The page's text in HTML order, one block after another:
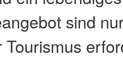
sind
Tourismus